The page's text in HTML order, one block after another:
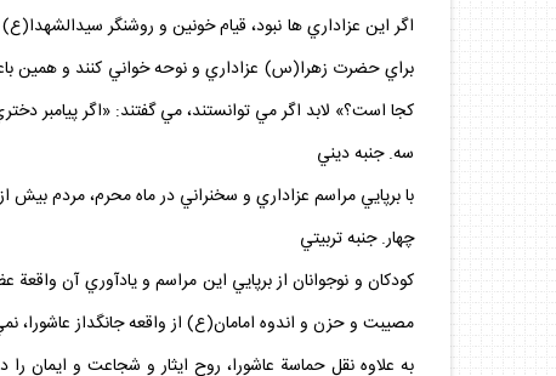
اگر اين عزاداري‏ ها نبود، قيام خونين و روشنگر
براي حضرت زهرا(س) عزاداري و نوحه ‏خواني كنند و همين
كجا است؟» لابد اگر مي‏ توانستند، مي‏ گفتند: «اگر پيامبر
سه. جنبه ديني
با برپايي مراسم‏ عزاداري و سخنراني در ماه محرم، مردم
چهار. جنبه تربيتي
كودكان و نوجوانان از برپايي اين مراسم و يادآوري آن
مصيبت و حزن و اندوه امامان(ع) از واقعه جانگداز عاشورا،
به علاوه نقل حماسة عاشورا، روح ايثار و شجاعت و ايمان